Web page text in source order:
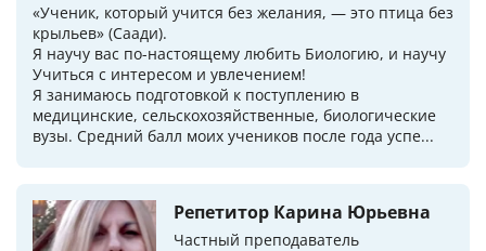
«Ученик, который учится без желания, — это птица без
крыльев» (Саади).
Я научу вас по-настоящему любить Биологию, и научу
Учиться с интересом и увлечением!
Я занимаюсь подготовкой к поступлению в
медицинские, сельскохозяйственные, биологические
вузы. Средний балл моих учеников после года успе...
Репетитор Карина Юрьевна
Частный преподаватель